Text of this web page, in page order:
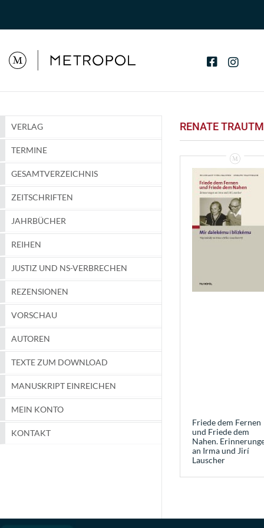
VERLAG
TERMINE
GESAMTVERZEICHNIS
ZEITSCHRIFTEN
JAHRBÜCHER
REIHEN
JUSTIZ UND NS-VERBRECHEN
REZENSIONEN
VORSCHAU
AUTOREN
TEXTE ZUM DOWNLOAD
MANUSKRIPT EINREICHEN
MEIN KONTO
KONTAKT
RENATE
Friede dem Fernen
und Friede dem
Nahen.
an Irma und Jirí
Lauscher